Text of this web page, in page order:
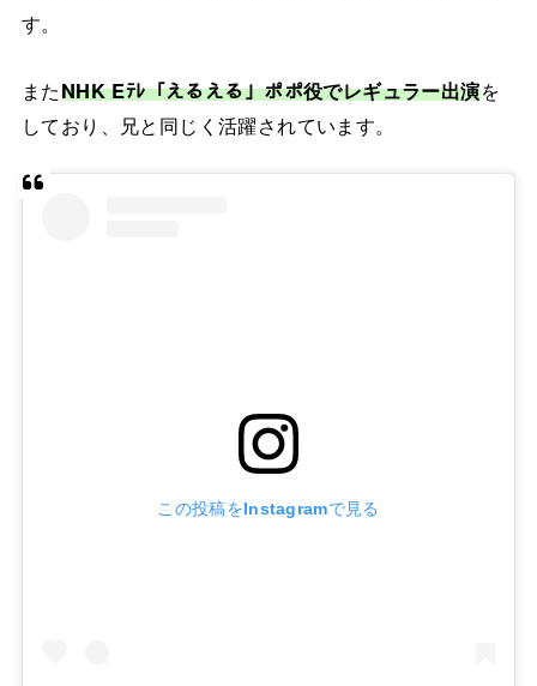
す。
またNHK Eﾃﾚ「えるえる」ポポ役でレギュラー出演を
しており、兄と同じく活躍されています。
この投稿をInstagramで見る